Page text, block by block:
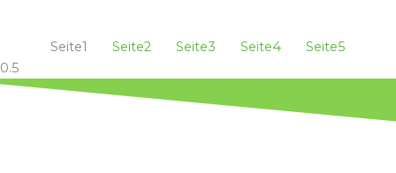
Seite1 Seite2 Seite3 Seite4 Seite5